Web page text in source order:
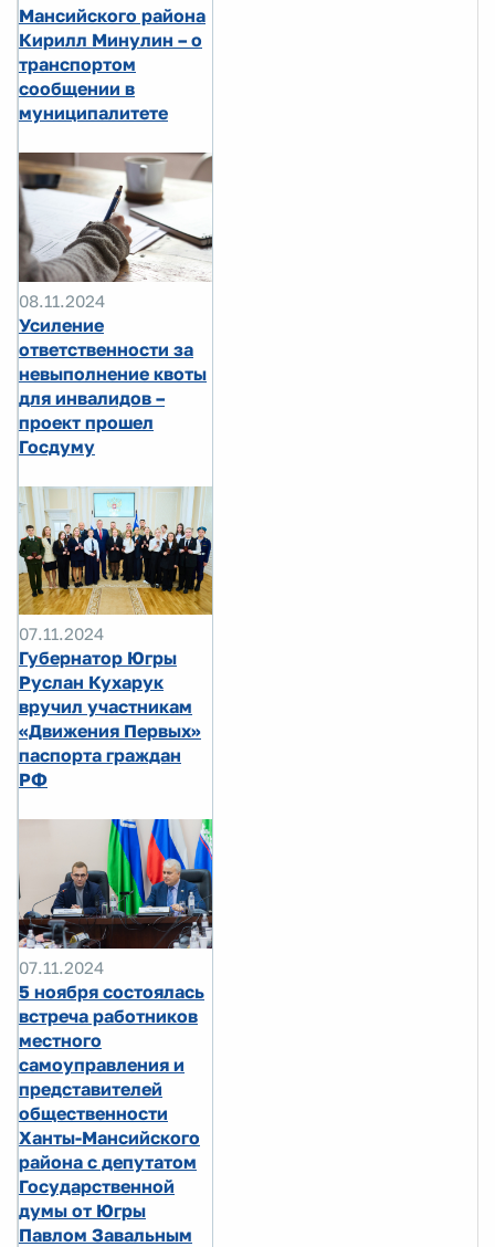
Мансийского района
Кирилл Минулин – о
транспортом
сообщении в
муниципалитете
08.11.2024
Усиление
ответственности за
невыполнение квоты
для инвалидов –
проект прошел
Госдуму
07.11.2024
Губернатор Югры
Руслан Кухарук
вручил участникам
«Движения Первых»
паспорта граждан
РФ
07.11.2024
5 ноября состоялась
встреча работников
местного
самоуправления и
представителей
общественности
Ханты-Мансийского
района с депутатом
Государственной
думы от Югры
Павлом Завальным